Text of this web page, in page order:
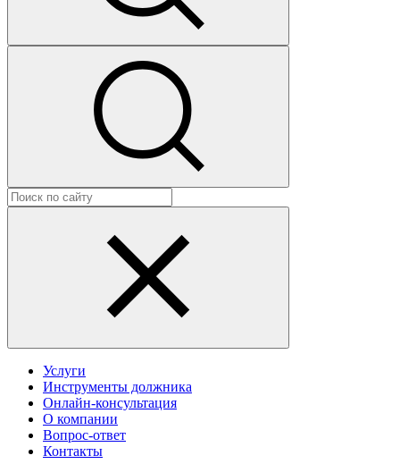
Услуги
Инструменты должника
Онлайн-консультация
О компании
Вопрос-ответ
Контакты